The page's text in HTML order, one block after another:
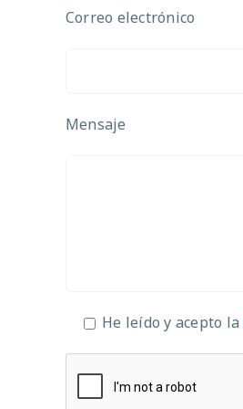
Correo electrónico
Mensaje
He leído y acepto la